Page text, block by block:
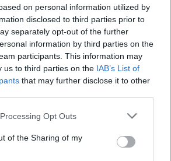
on personal information utilized by
disclosed to third parties prior to
separately opt-out of the further
information by third parties on the
participants. This information may
us to third parties on the IAB’s List of
that may further disclose it to other
Opt Outs
of the Sharing of my
ποδοσφαιρικό
μοιάζει πιο επίκαιρο